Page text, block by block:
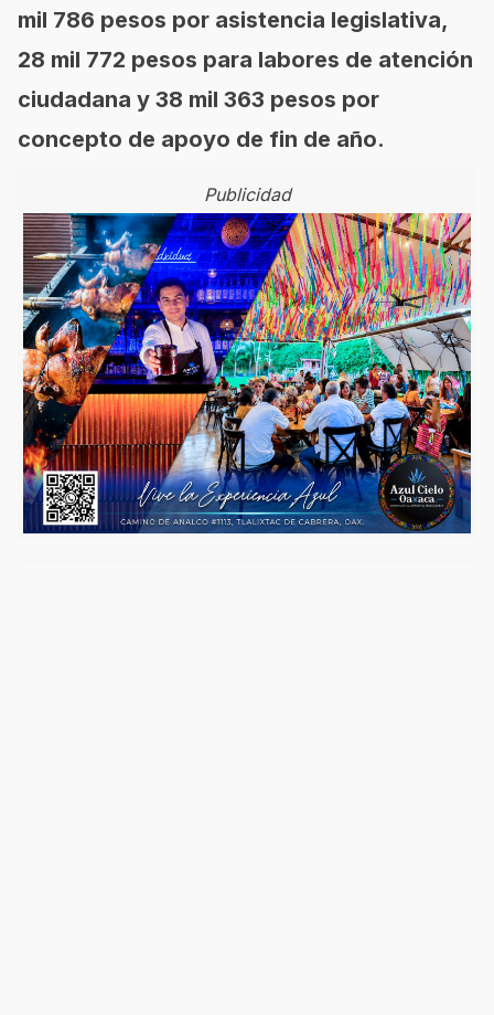
mil 786 pesos por asistencia legislativa,
28 mil 772 pesos para labores de atención
ciudadana y 38 mil 363 pesos por
concepto de apoyo de fin de año.
Publicidad